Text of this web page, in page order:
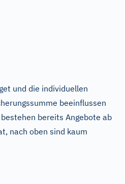
und die individuellen
beeinflussen
bereits Angebote ab
nach oben sind kaum